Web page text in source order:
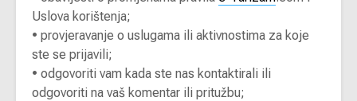
Uslova korištenja;
• provjeravanje o uslugama ili aktivnostima za koje
ste se prijavili;
• odgovoriti vam kada ste nas kontaktirali ili
odgovoriti na vaš komentar ili pritužbu;